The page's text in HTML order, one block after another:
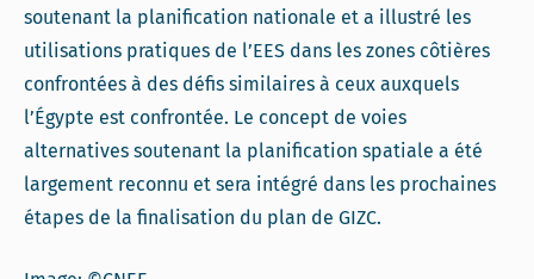
soutenant la planification nationale et a illustré les
utilisations pratiques de l’EES dans les zones côtières
confrontées à des défis similaires à ceux auxquels
l’Égypte est confrontée. Le concept de voies
alternatives soutenant la planification spatiale a été
largement reconnu et sera intégré dans les prochaines
étapes de la finalisation du plan de GIZC.